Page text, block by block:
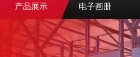
产品展示 电子画册